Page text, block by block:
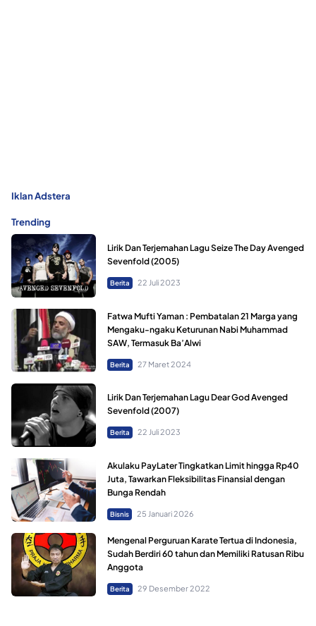
Iklan Adstera
Trending
Lirik Dan Terjemahan Lagu Seize The Day Avenged
Sevenfold (2005)
Berita 22 Juli 2023
Fatwa Mufti Yaman : Pembatalan 21 Marga yang
Mengaku-ngaku Keturunan Nabi Muhammad
SAW, Termasuk Ba’Alwi
Berita 27 Maret 2024
Lirik Dan Terjemahan Lagu Dear God Avenged
Sevenfold (2007)
Berita 22 Juli 2023
Akulaku PayLater Tingkatkan Limit hingga Rp40
Juta, Tawarkan Fleksibilitas Finansial dengan
Bunga Rendah
Bisnis 25 Januari 2026
Mengenal Perguruan Karate Tertua di Indonesia,
Sudah Berdiri 60 tahun dan Memiliki Ratusan Ribu
Anggota
Berita 29 Desember 2022